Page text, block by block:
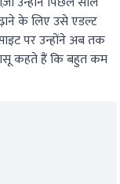
के लिए उसे एडल्ट
पर उन्होंने अब तक
कहते हैं कि बहुत कम